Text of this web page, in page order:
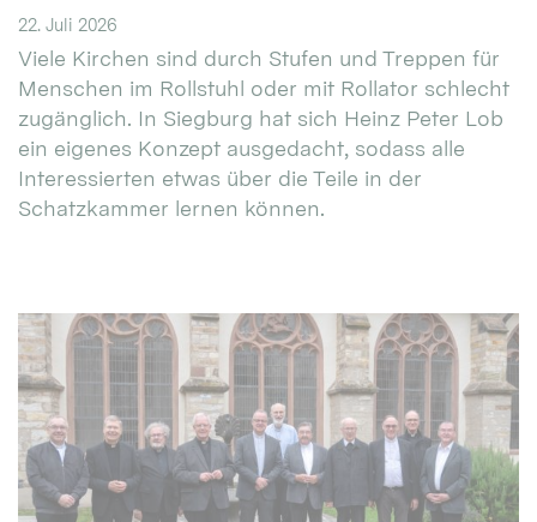
22. Juli 2026
Viele Kirchen sind durch Stufen und Treppen für
Menschen im Rollstuhl oder mit Rollator schlecht
zugänglich. In Siegburg hat sich Heinz Peter Lob
ein eigenes Konzept ausgedacht, sodass alle
Interessierten etwas über die Teile in der
Schatzkammer lernen können.